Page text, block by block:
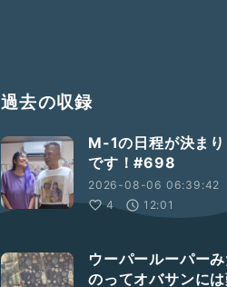
過去の収録
M-1の日程が決ま
です！#698
2026-08-06 06:39:42
4
12:01
ウーパールーパー
のってオバサンに